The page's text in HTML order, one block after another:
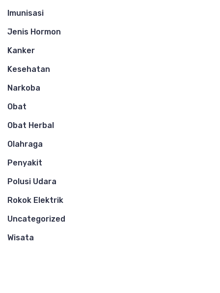
Imunisasi
Jenis Hormon
Kanker
Kesehatan
Narkoba
Obat
Obat Herbal
Olahraga
Penyakit
Polusi Udara
Rokok Elektrik
Uncategorized
Wisata